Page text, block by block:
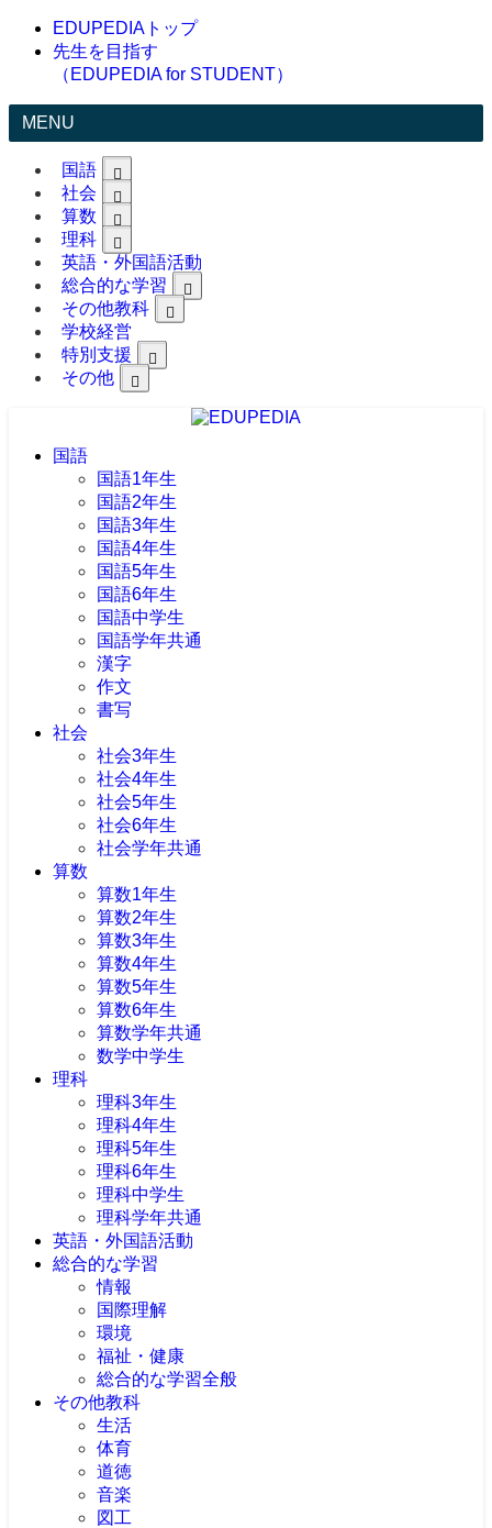
EDUPEDIAトップ
先生を目指す
（EDUPEDIA for STUDENT）
MENU
国語
社会
算数
理科
英語・外国語活動
総合的な学習
その他教科
学校経営
特別支援
その他
国語
国語1年生
国語2年生
国語3年生
国語4年生
国語5年生
国語6年生
国語中学生
国語学年共通
漢字
作文
書写
社会
社会3年生
社会4年生
社会5年生
社会6年生
社会学年共通
算数
算数1年生
算数2年生
算数3年生
算数4年生
算数5年生
算数6年生
算数学年共通
数学中学生
理科
理科3年生
理科4年生
理科5年生
理科6年生
理科中学生
理科学年共通
英語・外国語活動
総合的な学習
情報
国際理解
環境
福祉・健康
総合的な学習全般
その他教科
生活
体育
道徳
音楽
図工